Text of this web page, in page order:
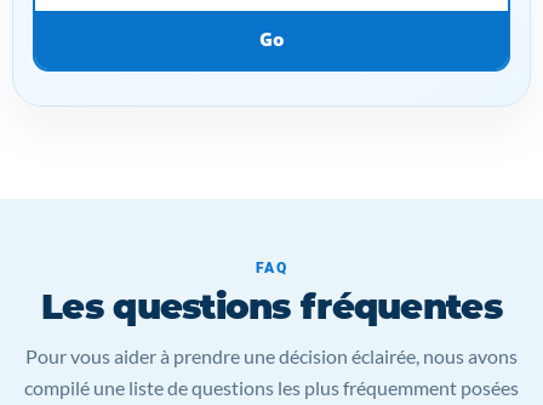
Go
FAQ
Les questions fréquentes
Pour vous aider à prendre une décision éclairée, nous avons
compilé une liste de questions les plus fréquemment posées